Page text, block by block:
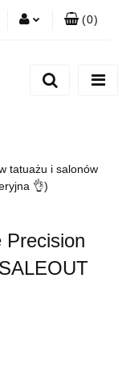
(0)
tatuażu i salonów
👌)
Precision